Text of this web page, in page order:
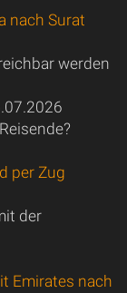
nach Surat
werden
per Zug
der
Emirates nach